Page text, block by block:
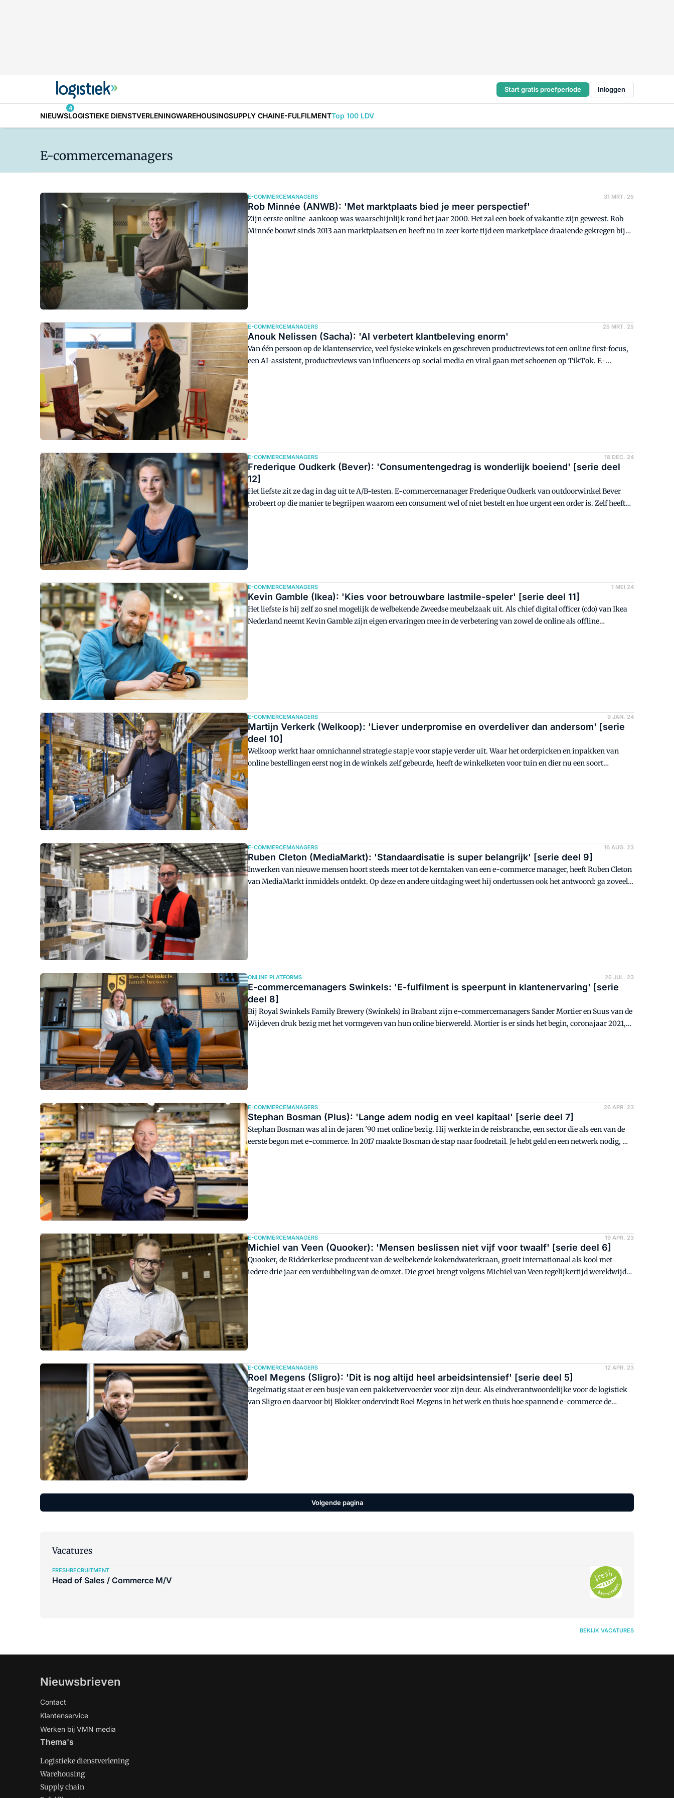
Start gratis proefperiode Inloggen
NIEUWS
4
LOGISTIEKE DIENSTVERLENINGWAREHOUSINGSUPPLY CHAINE-FULFILMENTTop 100 LDV
E-commercemanagers
E-COMMERCEMANAGERS 31 MRT. 25
Rob Minnée (ANWB): 'Met marktplaats bied je meer perspectief'
Zijn eerste online-aankoop was waarschijnlijk rond het jaar 2000. Het zal een boek of vakantie zijn geweest. Rob
Minnée bouwt sinds 2013 aan marktplaatsen en heeft nu in zeer korte tijd een marketplace draaiende gekregen bij
E-COMMERCEMANAGERS 25 MRT. 25
Anouk Nelissen (Sacha): 'AI verbetert klantbeleving enorm'
Van één persoon op de klantenservice, veel fysieke winkels en geschreven productreviews tot een online first-focus,
een AI-assistent, productreviews van influencers op social media en viral gaan met schoenen op TikTok. E-
E-COMMERCEMANAGERS 18 DEC. 24
Frederique Oudkerk (Bever): 'Consumentengedrag is wonderlijk boeiend' [serie deel
12]
Het liefste zit ze dag in dag uit te A/B-testen. E-commercemanager Frederique Oudkerk van outdoorwinkel Bever
probeert op die manier te begrijpen waarom een consument wel of niet bestelt en hoe urgent een order is. Zelf heeft
E-COMMERCEMANAGERS 1 MEI 24
Kevin Gamble (Ikea): 'Kies voor betrouwbare lastmile-speler' [serie deel 11]
Het liefste is hij zelf zo snel mogelijk de welbekende Zweedse meubelzaak uit. Als chief digital officer (cdo) van Ikea
Nederland neemt Kevin Gamble zijn eigen ervaringen mee in de verbetering van zowel de online als offline
E-COMMERCEMANAGERS 9 JAN. 24
Martijn Verkerk (Welkoop): 'Liever underpromise en overdeliver dan andersom' [serie
deel 10]
Welkoop werkt haar omnichannel strategie stapje voor stapje verder uit. Waar het orderpicken en inpakken van
online bestellingen eerst nog in de winkels zelf gebeurde, heeft de winkelketen voor tuin en dier nu een soort
E-COMMERCEMANAGERS 16 AUG. 23
Ruben Cleton (MediaMarkt): 'Standaardisatie is super belangrijk' [serie deel 9]
Inwerken van nieuwe mensen hoort steeds meer tot de kerntaken van een e-commerce manager, heeft Ruben Cleton
van MediaMarkt inmiddels ontdekt. Op deze en andere uitdaging weet hij ondertussen ook het antwoord: ga zoveel
ONLINE PLATFORMS 26 JUL. 23
E-commercemanagers Swinkels: 'E-fulfilment is speerpunt in klantenervaring' [serie
deel 8]
Bij Royal Swinkels Family Brewery (Swinkels) in Brabant zijn e-commercemanagers Sander Mortier en Suus van de
Wijdeven druk bezig met het vormgeven van hun online bierwereld. Mortier is er sinds het begin, coronajaar 2021,
E-COMMERCEMANAGERS 26 APR. 23
Stephan Bosman (Plus): 'Lange adem nodig en veel kapitaal' [serie deel 7]
Stephan Bosman was al in de jaren '90 met online bezig. Hij werkte in de reisbranche, een sector die als een van de
eerste begon met e-commerce. In 2017 maakte Bosman de stap naar foodretail. Je hebt geld en een netwerk nodig, wil
E-COMMERCEMANAGERS 19 APR. 23
Michiel van Veen (Quooker): 'Mensen beslissen niet vijf voor twaalf' [serie deel 6]
Quooker, de Ridderkerkse producent van de welbekende kokendwaterkraan, groeit internationaal als kool met
iedere drie jaar een verdubbeling van de omzet. Die groei brengt volgens Michiel van Veen tegelijkertijd wereldwijd
E-COMMERCEMANAGERS 12 APR. 23
Roel Megens (Sligro): 'Dit is nog altijd heel arbeidsintensief' [serie deel 5]
Regelmatig staat er een busje van een pakketvervoerder voor zijn deur. Als eindverantwoordelijke voor de logistiek
van Sligro en daarvoor bij Blokker ondervindt Roel Megens in het werk en thuis hoe spannend e-commerce de
Volgende pagina
Vacatures
FRESHRECRUITMENT
Head of Sales / Commerce M/V
BEKIJK VACATURES
Nieuwsbrieven
Contact
Klantenservice
Werken bij VMN media
Thema's
Logistieke dienstverlening
Warehousing
Supply chain